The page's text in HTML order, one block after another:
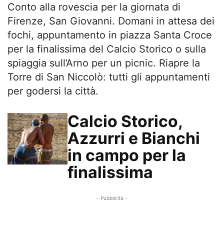
Conto alla rovescia per la giornata di
Firenze, San Giovanni. Domani in attesa dei
fochi, appuntamento in piazza Santa Croce
per la finalissima del Calcio Storico o sulla
spiaggia sull’Arno per un picnic. Riapre la
Torre di San Niccolò: tutti gli appuntamenti
per godersi la città.
Calcio Storico,
Azzurri e Bianchi
in campo per la
finalissima
- Pubblicità -